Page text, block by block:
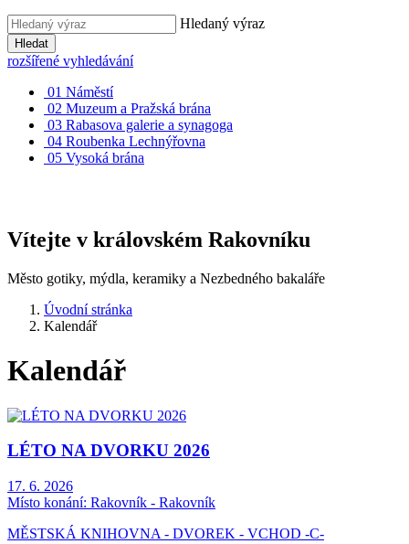
Hledaný výraz
Hledat
rozšířené vyhledávání
01 Náměstí
02 Muzeum a Pražská brána
03 Rabasova galerie a synagoga
04 Roubenka Lechnýřovna
05 Vysoká brána
Vítejte v královském Rakovníku
Město gotiky, mýdla, keramiky a Nezbedného bakaláře
Úvodní stránka
Kalendář
Kalendář
LÉTO NA DVORKU 2026
17. 6. 2026
Místo konání: Rakovník - Rakovník
MĚSTSKÁ KNIHOVNA - DVOREK - VCHOD -C-